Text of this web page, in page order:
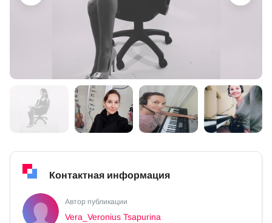
Контактная информация
Автор публикации
Vera_Veronius Tsapurina